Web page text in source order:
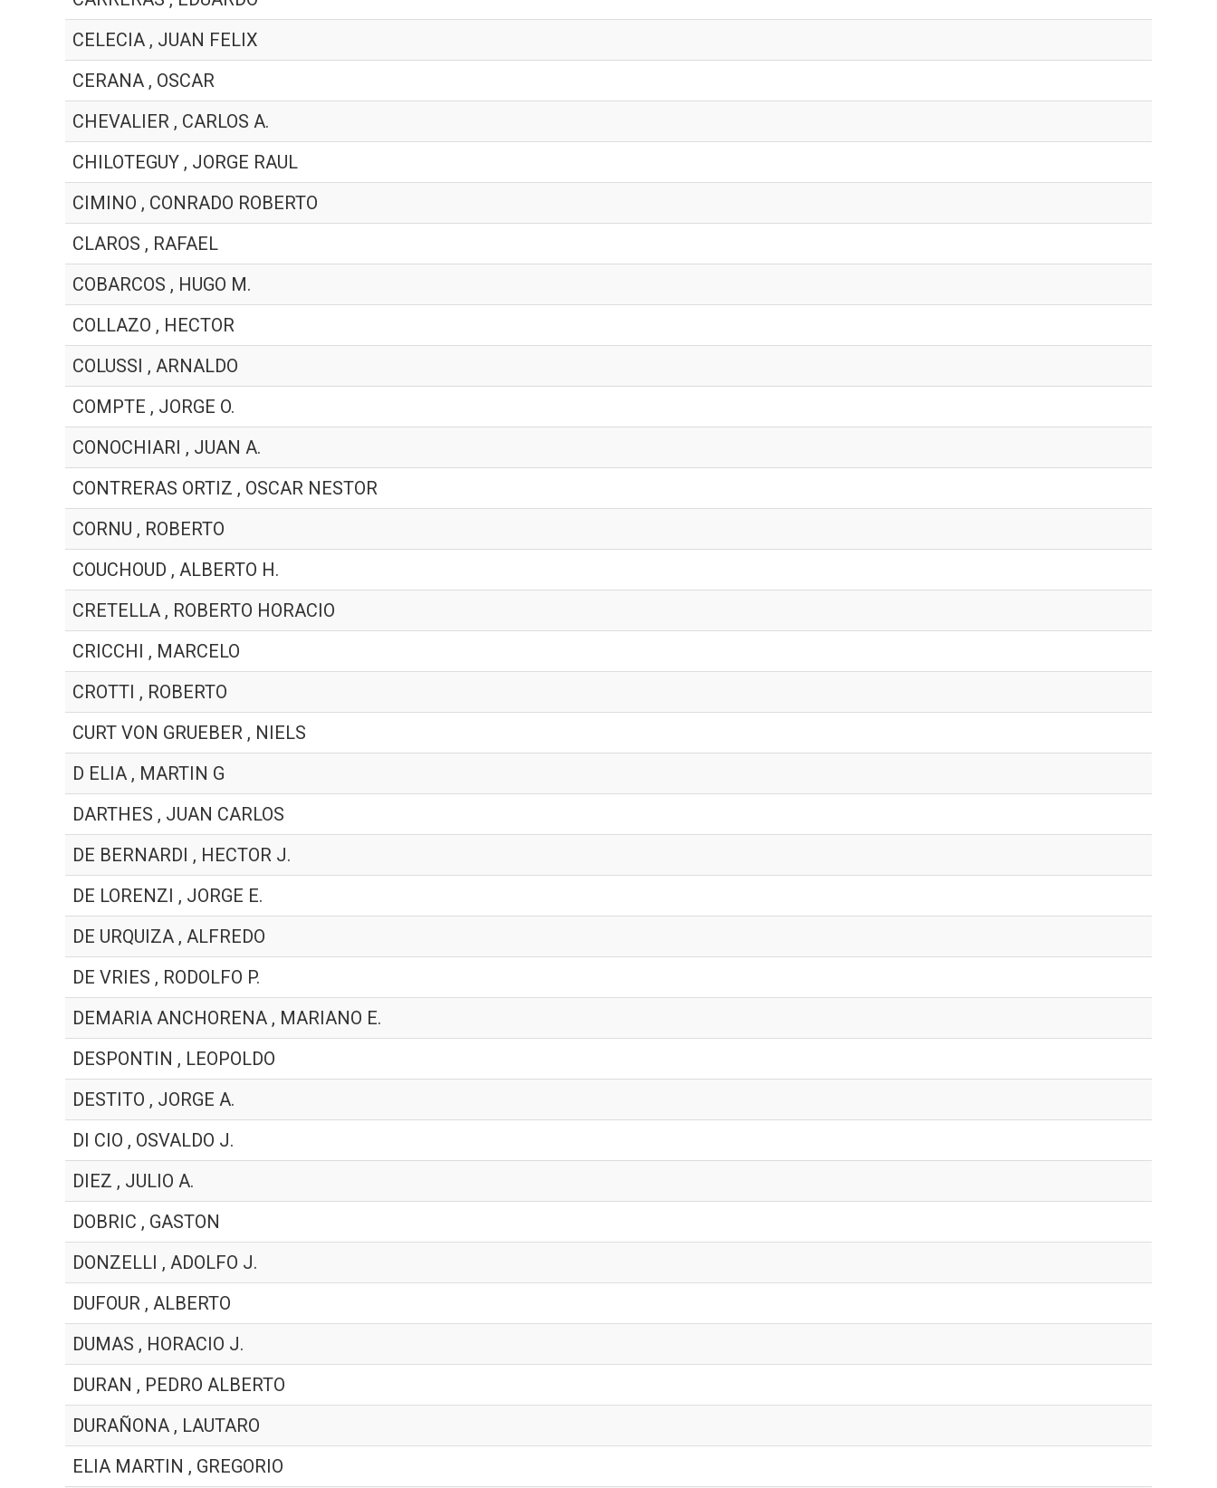
CELECIA , JUAN FELIX
CERANA , OSCAR
CHEVALIER , CARLOS A.
CHILOTEGUY , JORGE RAUL
CIMINO , CONRADO ROBERTO
CLAROS , RAFAEL
COBARCOS , HUGO M.
COLLAZO , HECTOR
COLUSSI , ARNALDO
COMPTE , JORGE O.
CONOCHIARI , JUAN A.
CONTRERAS ORTIZ , OSCAR NESTOR
CORNU , ROBERTO
COUCHOUD , ALBERTO H.
CRETELLA , ROBERTO HORACIO
CRICCHI , MARCELO
CROTTI , ROBERTO
CURT VON GRUEBER , NIELS
D ELIA , MARTIN G
DARTHES , JUAN CARLOS
DE BERNARDI , HECTOR J.
DE LORENZI , JORGE E.
DE URQUIZA , ALFREDO
DE VRIES , RODOLFO P.
DEMARIA ANCHORENA , MARIANO E.
DESPONTIN , LEOPOLDO
DESTITO , JORGE A.
DI CIO , OSVALDO J.
DIEZ , JULIO A.
DOBRIC , GASTON
DONZELLI , ADOLFO J.
DUFOUR , ALBERTO
DUMAS , HORACIO J.
DURAN , PEDRO ALBERTO
DURAÑONA , LAUTARO
ELIA MARTIN , GREGORIO